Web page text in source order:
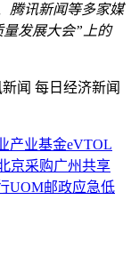
腾讯新闻等多家媒
量发展大会”上的
闻 每日经济新闻
产业基金eVTOL
京采购广州共享
UOM邮政应急低